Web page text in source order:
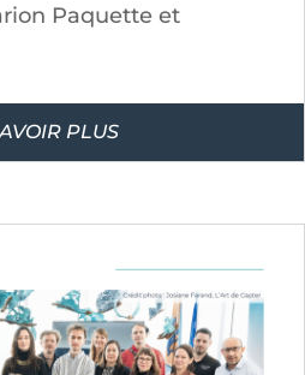
Paquette et
PLUS